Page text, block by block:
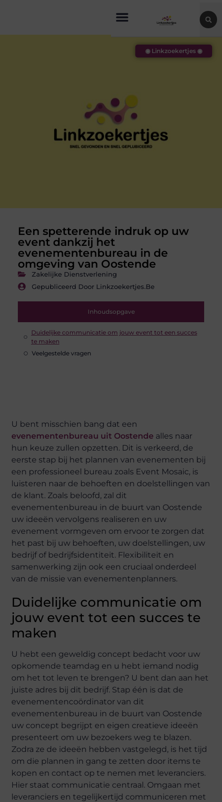
Een spetterende indruk op uw
event dankzij het
evenementenbureau in de
omgeving van Oostende
Zakelijke Dienstverlening
Gepubliceerd Door Linkzoekertjes.be
Inhoudsopgave
Duidelijke communicatie om jouw event tot een succes
te maken
Veelgestelde vragen
◉ Linkzoekertjes ◉
U bent misschien bang dat een
evenementenbureau uit Oostende alles naar
hun keuze zullen opzetten. Dit is verkeerd, de
eerste stap bij het plannen van evenementen bij
een professioneel bureau zoals Event Mosaic, is
luisteren naar de behoeften en doelstellingen van
de klant. Zoals beloofd, zal dit
evenementenbureau in de buurt van Oostende
uw ideeën vervolgens realiseren en uw
evenement vormgeven om ervoor te zorgen dat
het past bij uw behoeften, uw doelstellingen, uw
bedrijf of bedrijfsidentiteit. Flexibiliteit en
samenwerking zijn ook een cruciaal onderdeel
van de missie van evenementenplanners.
Duidelijke communicatie om
jouw event tot een succes te
maken
U hebt een geweldig concept bedacht voor uw
opkomende teamdag en u hebt iemand nodig
om het tot leven te brengen? U bent dan aan het
juiste adres bij dit bedrijf. Stap één is dat de
evenementencoördinator van dit
evenementenbureau in de buurt van Oostende
uw concept begrijpt en eigen creatieve ideeën
presenteert om uw bezoekers weg te blazen.
Zodra ze de ideeën hebben vastgelegd, is het tijd
om die plannen in gang te zetten door items te
kopen en contact op te nemen met leveranciers.
Hier staat communicatie centraal. Omgaan met
leveranciers en tegelijkertijd communiceren met